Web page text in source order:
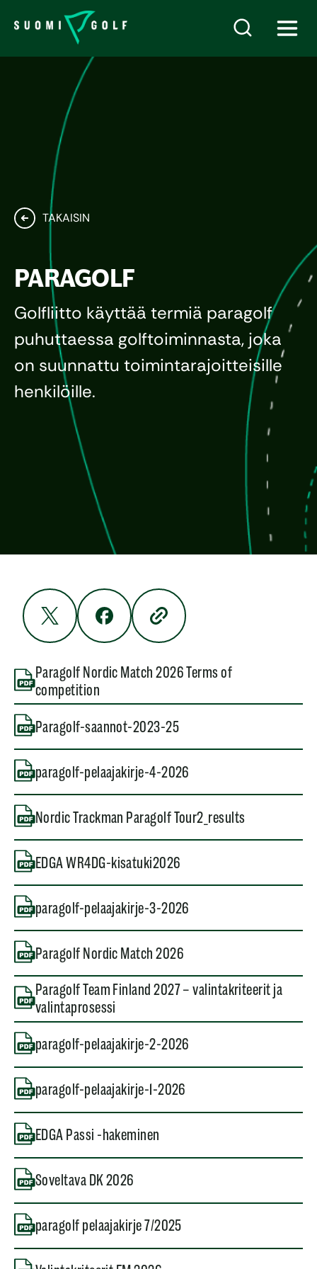
TAKAISIN
PARAGOLF
Golfliitto käyttää termiä paragolf
puhuttaessa golftoiminnasta, joka
on suunnattu toimintarajoitteisille
henkilöille.
Paragolf Nordic Match 2026 Terms of
competition
Paragolf-saannot-2023-25
paragolf-pelaajakirje-4-2026
Nordic Trackman Paragolf Tour2_results
EDGA WR4DG-kisatuki2026
paragolf-pelaajakirje-3-2026
Paragolf Nordic Match 2026
Paragolf Team Finland 2027 – valintakriteerit ja
valintaprosessi
paragolf-pelaajakirje-2-2026
paragolf-pelaajakirje-1-2026
EDGA Passi -hakeminen
Soveltava DK 2026
paragolf pelaajakirje 7/2025